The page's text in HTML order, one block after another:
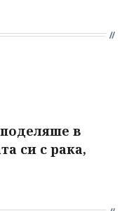
в
си с рака,